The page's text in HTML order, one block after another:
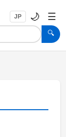
🔍
JP 🌙 ☰